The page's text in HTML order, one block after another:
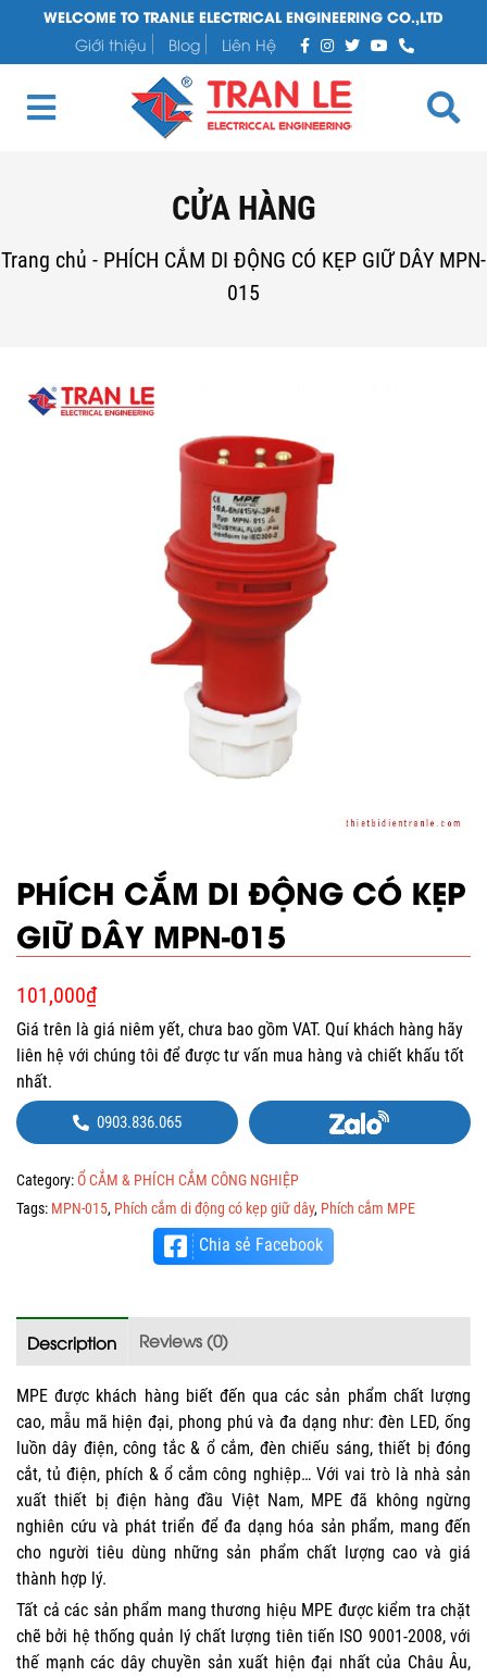
WELCOME TO TRANLE ELECTRICAL ENGINEERING CO.,LTD
Giới thiệu
Blog Liên Hệ
CỬA HÀNG
Trang chủ - PHÍCH CẮM DI ĐỘNG CÓ KẸP GIỮ DÂY MPN-
015
PHÍCH CẮM DI ĐỘNG CÓ KẸP
GIỮ DÂY MPN-015
101,000₫
Giá trên là giá niêm yết, chưa bao gồm VAT. Quí khách hàng hãy
liên hệ với chúng tôi để được tư vấn mua hàng và chiết khấu tốt
nhất.
0903.836.065
Category:Ổ CẮM & PHÍCH CẮM CÔNG NGHIỆP
Tags: MPN-015, Phích cắm di động có kẹp giữ dây, Phích cắm MPE
Chia sẻ Facebook
Description Reviews (0)
MPE được khách hàng biết đến qua các sản phẩm chất lượng
cao, mẫu mã hiện đại, phong phú và đa dạng như: đèn LED, ống
luồn dây điện, công tắc & ổ cắm, đèn chiếu sáng, thiết bị đóng
cắt, tủ điện, phích & ổ cắm công nghiệp… Với vai trò là nhà sản
xuất thiết bị điện hàng đầu Việt Nam, MPE đã không ngừng
nghiên cứu và phát triển để đa dạng hóa sản phẩm, mang đến
cho người tiêu dùng những sản phẩm chất lượng cao và giá
thành hợp lý.
Tất cả các sản phẩm mang thương hiệu MPE được kiểm tra chặt
chẽ bởi hệ thống quản lý chất lượng tiên tiến ISO 9001-2008, với
thế mạnh các dây chuyền sản xuất hiện đại nhất của Châu Âu,